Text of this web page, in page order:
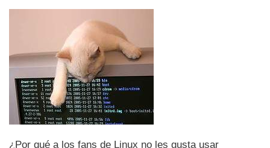
¿Por qué a los fans de Linux no les gusta usar